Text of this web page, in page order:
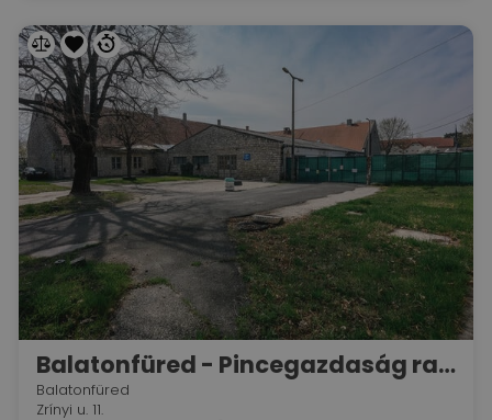
Balatonfüred - Pincegazdaság raktárai
Balatonfüred
Zrínyi u. 11.